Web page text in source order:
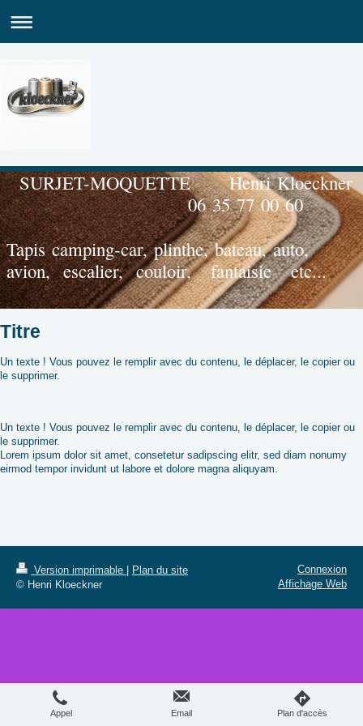
SURJET-
06 35 77 00 60
Tapis camping-car, plinthe, bateau, auto,
avion, escalier, couloir, fantaisie etc...
Titre
Un texte ! Vous pouvez le remplir avec du contenu, le déplacer, le copier ou
le supprimer.
Un texte ! Vous pouvez le remplir avec du contenu, le déplacer, le copier ou
le supprimer.
Lorem ipsum dolor sit amet, consetetur sadipscing elitr, sed diam nonumy
eirmod tempor invidunt ut labore et dolore magna aliquyam.
Version imprimable
Plan du site
© Henri Kloeckner
Connexion
Affichage Web
Appel Email Plan d'accès